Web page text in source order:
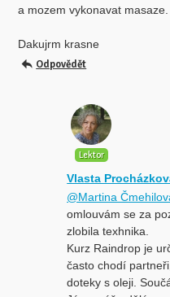
a mozem vykonavat masaze.
Dakujrm krasne
Odpovědět
Lektor
Vlasta
@Martina
omlouvám se za
zlobila texhnika.
Kurz Raindrop je
často chodí
doteky s oleji.